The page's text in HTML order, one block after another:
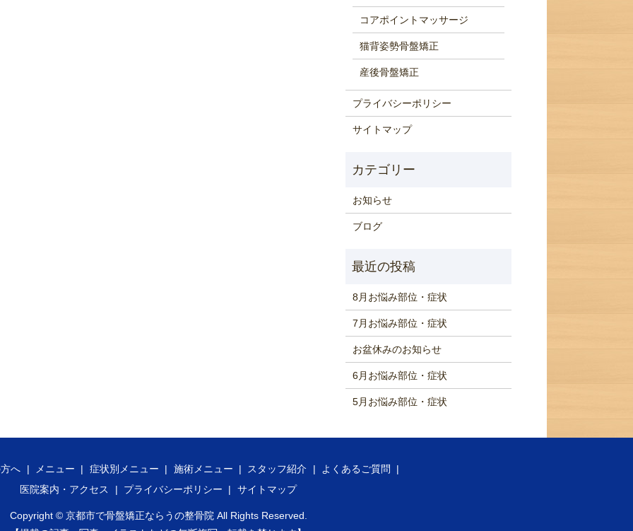
コアポイントマッサージ
猫背姿勢骨盤矯正
産後骨盤矯正
プライバシーポリシー
サイトマップ
お知らせ
ブログ
8月お悩み部位・症状
7月お悩み部位・症状
お盆休みのお知らせ
6月お悩み部位・症状
5月お悩み部位・症状
へ メニュー 症状別メニュー 施術メニュー スタッフ紹介
よくあるご質問
医院案内・アクセス
プライバシーポリシー サイトマップ
Copyright © 京都市で骨盤矯正ならうの整骨院All Rights Reserved.